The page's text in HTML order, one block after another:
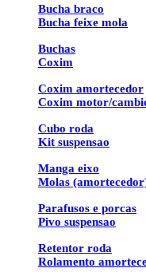
Bucha braco
Bucha feixe mola
Buchas
Coxim
Coxim amortecedor
Coxim motor/
Cubo roda
Kit suspensao
Manga eixo
Molas
Parafusos e porcas
Pivo suspensao
Retentor roda
Rolamento